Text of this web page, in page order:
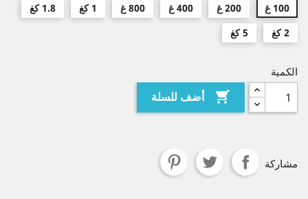
100 غ 200 غ 400 غ 800 غ 1 كغ
1.8 كغ
2 كغ
5 كغ
الكمية
 أضف للسلة
مشاركة